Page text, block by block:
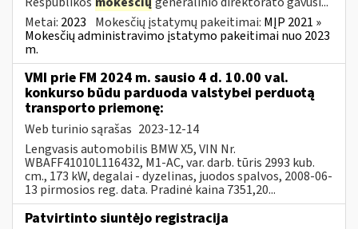
Metai: 2023 Mokesčių įstatymų pakeitimai: MĮP 2021 »
Mokesčių administravimo įstatymo pakeitimai nuo 2023
m.
VMI prie FM 2024 m. sausio 4 d. 10.00 val.
konkurso būdu parduoda valstybei perduotą
transporto priemonę:
Web turinio sąrašas 2023-12-14
Lengvasis automobilis BMW X5, VIN Nr.
WBAFF41010L116432, M1-AC, var. darb. tūris 2993 kub.
cm., 173 kW, degalai - dyzelinas, juodos spalvos, 2008-06-
13 pirmosios reg. data. Pradinė kaina 7351,20...
Patvirtinto siuntėjo registracija